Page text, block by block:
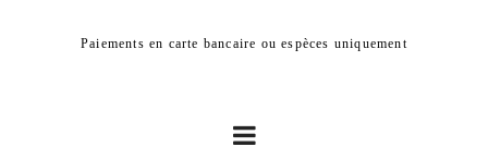
Paiements en carte bancaire ou espèces uniquement